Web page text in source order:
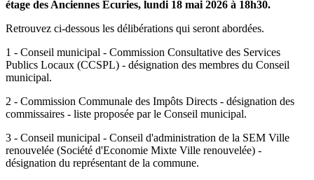
étage des Anciennes Écuries, lundi 18 mai 2026 à 18h30.
Retrouvez ci-dessous les délibérations qui seront abordées.
1 - Conseil municipal - Commission Consultative des Services
Publics Locaux (CCSPL) - désignation des membres du Conseil
municipal.
2 - Commission Communale des Impôts Directs - désignation des
commissaires - liste proposée par le Conseil municipal.
3 - Conseil municipal - Conseil d'administration de la SEM Ville
renouvelée (Société d'Economie Mixte Ville renouvelée) -
désignation du représentant de la commune.